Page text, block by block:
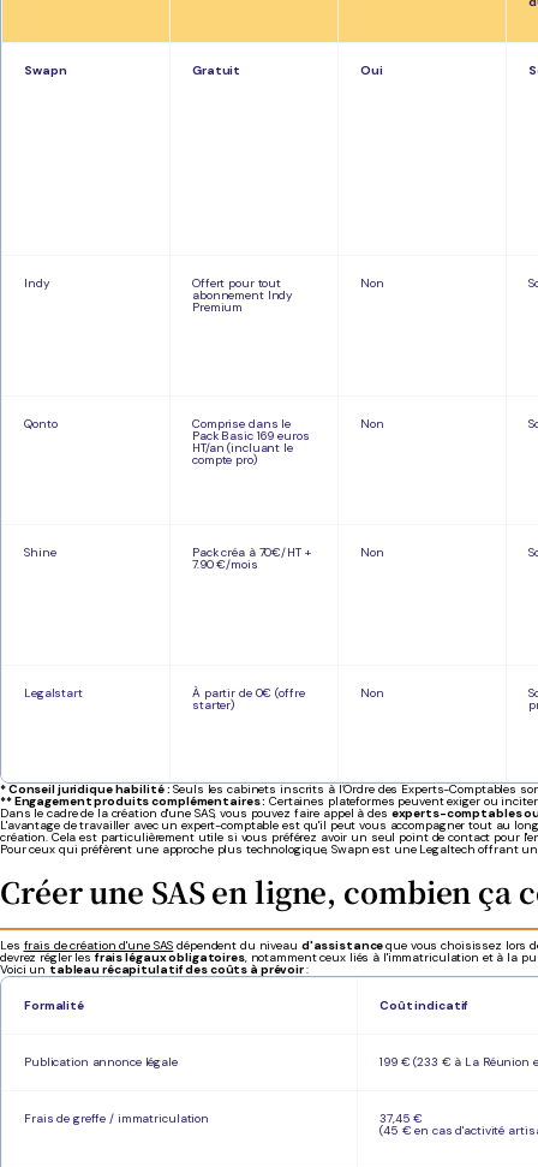
Swapn Gratuit Oui
Indy Offert pour tout
abonnement Indy
Premium
Non
Qonto Comprise dans le
Pack Basic 169 euros
HT/an (incluant le
compte pro)
Non
Shine Pack créa à 70€/HT +
7.90 €/mois
Non
Legalstart À partir de 0€ (offre
starter)
Non
* Conseil juridique habilité : Seuls les cabinets inscrits à l’Ordre des Experts-Comptables
** Engagement produits complémentaires : Certaines plateformes peuvent exiger ou
Dans le cadre de la création d'une SAS, vous pouvez faire appel à des experts-comptables
L'avantage de travailler avec un expert-comptable est qu'il peut vous accompagner tout au
création. Cela est particulièrement utile si vous préférez avoir un seul point de contact pour
Pour ceux qui préfèrent une approche plus technologique, Swapn est une Legaltech offrant
Créer une SAS en ligne, combien ça
Les frais de création d'une SAS dépendent du niveau d'assistanceque vous choisissez lors
devrez régler lesfrais légaux obligatoires, notamment ceux liés à l'immatriculation et à la
Voici un tableau récapitulatif des coûts à prévoir:
Formalité Coût indicatif
Publication annonce légale 199 € (233 € à La Réunion
Frais de greffe / immatriculation 37,45 €
(45 € en cas d'activité